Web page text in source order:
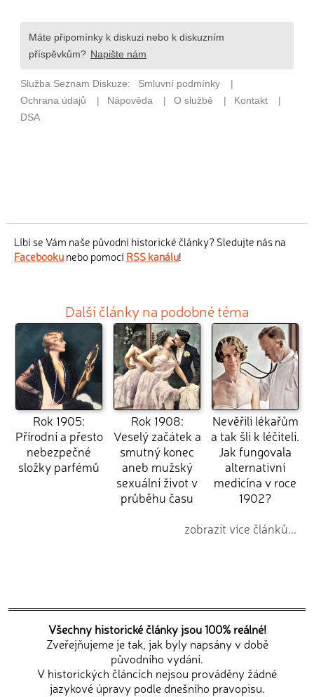
Líbí se Vám naše původní historické články? Sledujte nás na
Facebookunebo pomocí RSS kanálu!
Další články na podobné téma
Rok 1905:
Přírodní a přesto
nebezpečné
složky parfémů
Rok 1908:
Veselý začátek a
smutný konec
aneb mužský
sexuální život v
průběhu času
Nevěřili lékařům
a tak šli k léčiteli.
Jak fungovala
alternativní
medicína v roce
1902?
zobrazit více článků...
Všechny historické články jsou 100% reálné!
Zveřejňujeme je tak, jak byly napsány v době
původního vydání.
V historických článcích nejsou prováděny žádné
jazykové úpravy podle dnešního pravopisu.